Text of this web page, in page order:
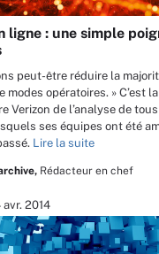
ligne : une simple
peut-être réduire la
modes opératoires. » C’est
Verizon de l’analyse de
ses équipes ont été
Lire la suite
Rédacteur en chef
avr. 2014